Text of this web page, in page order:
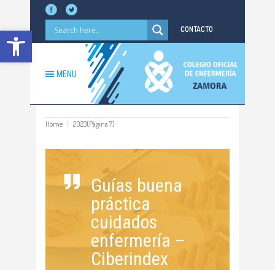
Abrir barra de herramientas CONTACTO
MENU
Home 2023(Página 7)
Guías buena
práctica
cuidados
enfermería –
Ciberindex